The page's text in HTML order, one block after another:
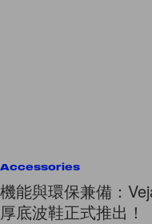
Accessories
機能與環保兼備：
厚底波鞋正式推出！